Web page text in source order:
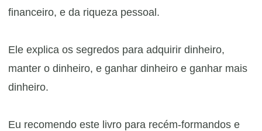
financeiro, e da riqueza pessoal.
Ele explica os segredos para adquirir dinheiro,
manter o dinheiro, e ganhar dinheiro e ganhar mais
dinheiro.
​Eu recomendo este livro para recém-formandos e